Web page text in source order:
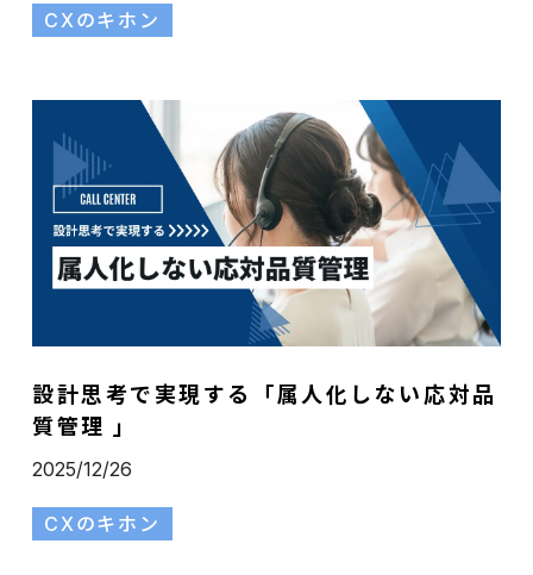
CXのキホン
設計思考で実現する「属人化しない応対品
質管理 」
2025/12/26
CXのキホン